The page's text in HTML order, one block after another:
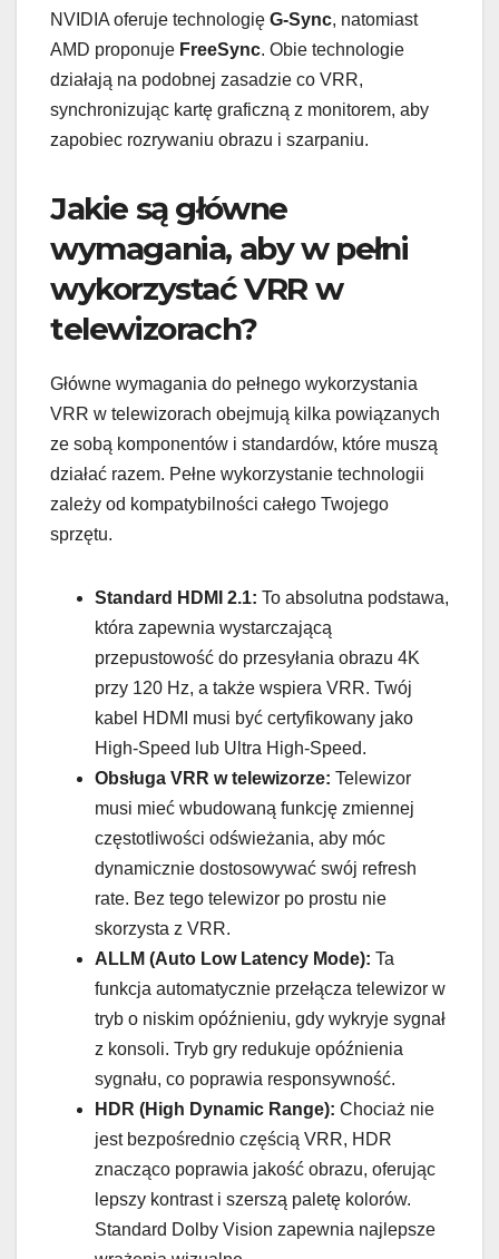
NVIDIA oferuje technologię G-Sync, natomiast
AMD proponuje FreeSync. Obie technologie
działają na podobnej zasadzie co VRR,
synchronizując kartę graficzną z monitorem, aby
zapobiec rozrywaniu obrazu i szarpaniu.
Jakie są główne
wymagania, aby w pełni
wykorzystać VRR w
telewizorach?
Główne wymagania do pełnego wykorzystania
VRR w telewizorach obejmują kilka powiązanych
ze sobą komponentów i standardów, które muszą
działać razem. Pełne wykorzystanie technologii
zależy od kompatybilności całego Twojego
sprzętu.
Standard HDMI 2.1: To absolutna podstawa,
która zapewnia wystarczającą
przepustowość do przesyłania obrazu 4K
przy 120 Hz, a także wspiera VRR. Twój
kabel HDMI musi być certyfikowany jako
High-Speed lub Ultra High-Speed.
Obsługa VRR w telewizorze: Telewizor
musi mieć wbudowaną funkcję zmiennej
częstotliwości odświeżania, aby móc
dynamicznie dostosowywać swój refresh
rate. Bez tego telewizor po prostu nie
skorzysta z VRR.
ALLM (Auto Low Latency Mode): Ta
funkcja automatycznie przełącza telewizor w
tryb o niskim opóźnieniu, gdy wykryje sygnał
z konsoli. Tryb gry redukuje opóźnienia
sygnału, co poprawia responsywność.
HDR (High Dynamic Range): Chociaż nie
jest bezpośrednio częścią VRR, HDR
znacząco poprawia jakość obrazu, oferując
lepszy kontrast i szerszą paletę kolorów.
Standard Dolby Vision zapewnia najlepsze